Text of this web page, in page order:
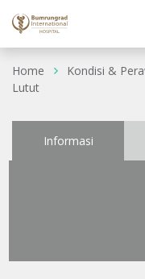
Home Kondisi &
Lutut
Informasi